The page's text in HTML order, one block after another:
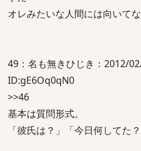
オレみたいな人間には向いて
49：名も無きひじき：2012/
ID:gE6Oq0qN0
>>46
基本は質問形式。
「彼氏は？」「今日何してた